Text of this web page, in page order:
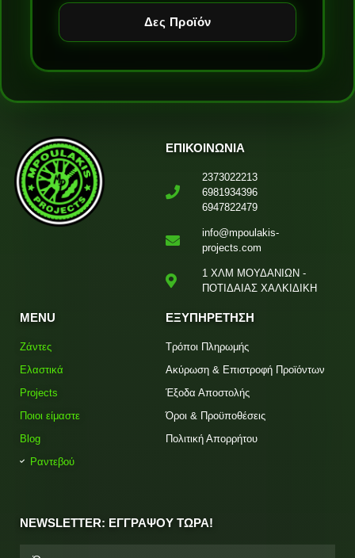
Δες Προϊόν
ΕΠΙΚΟΙΝΩΝΙΑ
2373022213
6981934396
6947822479
info@mpoulakis-
projects.com
1 ΧΛΜ ΜΟΥΔΑΝΙΩΝ -
ΠΟΤΙΔΑΙΑΣ ΧΑΛΚΙΔΙΚΗ
MENU
Ζάντες
Ελαστικά
Projects
Ποιοι είμαστε
Blog
Ραντεβού
ΕΞΥΠΗΡΕΤΗΣΗ
Τρόποι Πληρωμής
Ακύρωση & Επιστροφή Προϊόντων
Έξοδα Αποστολής
Όροι & Προϋποθέσεις
Πολιτική Απορρήτου
NEWSLETTER: ΕΓΓΡΑΨΟΥ ΤΩΡΑ!